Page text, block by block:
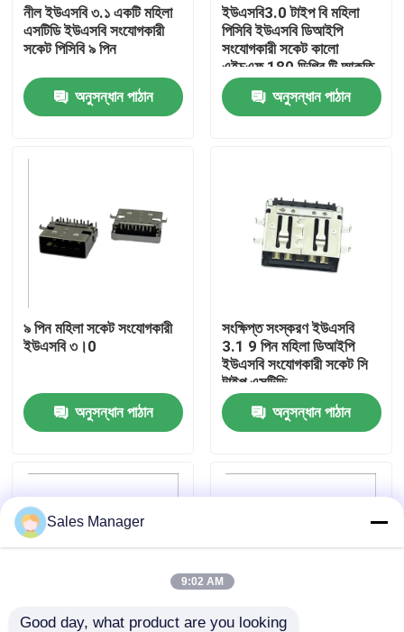
বাড়ি
আমাদের সম্পর্কে
মান নিয়ন্ত্রণ
যোগাযোগ করুন
ডিপ ইউএসবি সংযোগকারী
ইউএসবি টাইপ সি সংযোগকারী
নীল ইউএসবি ৩.১ একটি মহিলা
এসটিডি ইউএসবি সংযোগকারী
সকেট পিসিবি ৯ পিন
অনুসন্ধান পাঠান
ইউএসবি3.0 টাইপ বি মহিলা
পিসিবি ইউএসবি ডিআইপি
সংযোগকারী সকেট কালো
এইচএফ 180 ডিগ্রি টি আকৃতি
অনুসন্ধান পাঠান
৯ পিন মহিলা সকেট সংযোগকারী
ইউএসবি ৩।0
অনুসন্ধান পাঠান
সংক্ষিপ্ত সংস্করণ ইউএসবি
3.1 9 পিন মহিলা ডিআইপি
ইউএসবি সংযোগকারী সকেট সি
টাইপ এসটিডি
অনুসন্ধান পাঠান
Sales Manager
9:02 AM
Good day, what product are you looking